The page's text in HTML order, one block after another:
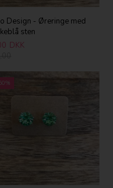
Design - Øreringe med
sten
DKK